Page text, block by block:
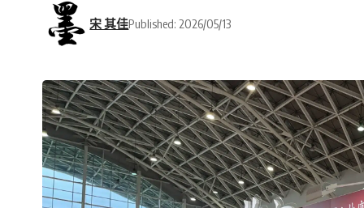
宋 其佳Published: 2026/05/13